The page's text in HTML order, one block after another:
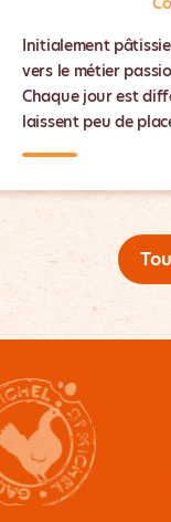
Initialement
vers le métier
Chaque jour est
laissent peu de